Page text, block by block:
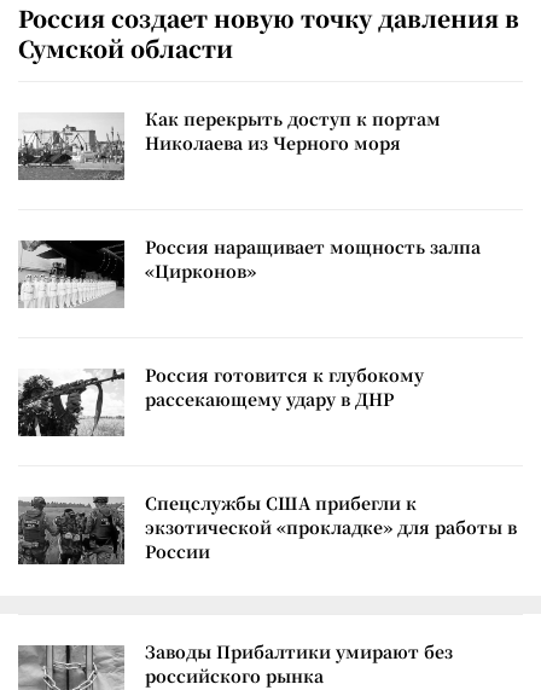
Россия создает новую точку давления в
Сумской области
Как перекрыть доступ к портам
Николаева из Черного моря
Россия наращивает мощность залпа
«Цирконов»
Россия готовится к глубокому
рассекающему удару в ДНР
Спецслужбы США прибегли к
экзотической «прокладке» для работы в
России
Заводы Прибалтики умирают без
российского рынка